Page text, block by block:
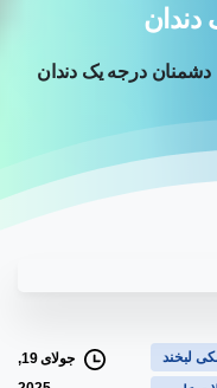
دندان
دشمنان درجه یک دندان
لبخند
جولای 19,